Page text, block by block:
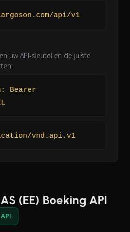
api/v1
uw API-sleutel en de juiste
Bearer
vnd.api.v1
(EE) Boeking API